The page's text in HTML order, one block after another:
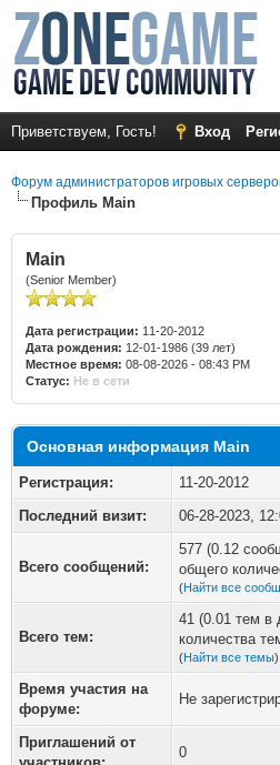
Приветствуем, Гость! Вход
Форум администраторов игровых
Профиль Main
Main
(Senior Member)
Дата регистрации: 11-20-2012
Дата рождения: 12-01-1986 (39 лет)
Местное время: 08-08-2026 - 08:43 PM
Статус: Не в сети
Основная информация Main
Регистрация:
11-20-2012
Последний визит:
06-28-2023,
Всего сообщений:
577 (0.12
общего
(Найти все
Всего тем:
41 (0.01 тем в
количества
(Найти все темы)
Время участия на
форуме:
Не
Приглашений от
0